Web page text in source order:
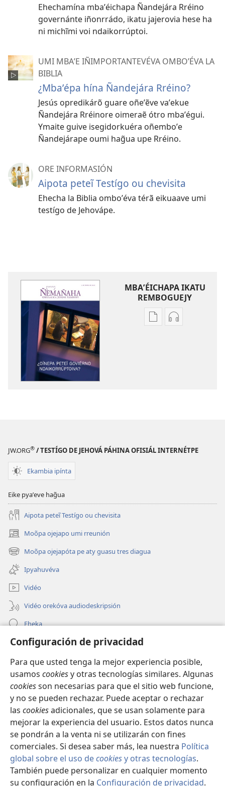
Configuración de privacidad
Para que usted tenga la mejor experiencia posible,
usamos cookiesy otras tecnologías similares. Algunas
cookiesson necesarias para que el sitio web funcione,
y no se pueden rechazar. Puede aceptar o rechazar
las cookiesadicionales, que se usan solamente para
mejorar la experiencia del usuario. Estos datos nunca
se pondrán a la venta ni se utilizarán con fines
comerciales. Si desea saber más, lea nuestra Política
global sobre el uso decookiesy otras tecnologías.
También puede personalizar en cualquier momento
su configuración en la Configuración de privacidad.
Ehechamína mbaʼéichapa Ñandejára Rréino
governánte iñonrrádo, ikatu jajerovia hese ha
ni michĩmi voi ndaikorrúptoi.
UMI MBAʼE IÑIMPORTANTEVÉVA OMBOʼÉVA LA
BIBLIA
¿Mbaʼépa hína Ñandejára Rréino?
Jesús opredikárõ guare oñeʼẽve vaʼekue
Ñandejára Rréinore oimeraẽ ótro mbaʼégui.
Ymaite guive isegidorkuéra oñemboʼe
Ñandejárape oumi hag̃ua upe Rréino.
ORE INFORMASIÓN
Aipota peteĩ Testígo ou chevisita
Ehecha la Biblia omboʼéva térã eikuaave umi
testígo de Jehovápe.
MBAʼÉICHAPA IKATU
REMBOGUEJY
RemboguejyRemboguejy
JW.ORG® / TESTÍGO DE JEHOVÁ PÁHINA OFISIÁL INTERNÉTPE
Ekambia ipínta
Eike pyaʼeve hag̃ua
Aipota peteĩ Testígo ou chevisita
Moõpa ojejapo umi rreunión
(abre
una
nueva
ventana)
Moõpa ojejapóta pe aty guasu tres diagua
(abre
una
nueva
ventana)
Ipyahuvéva
Vidéo
Vidéo orekóva audiodeskripsión
Eheka
Ayuda
Edona hag̃ua
(abre
nueva
ventana)
Vivliotéka oĩva Internétpe Watchtower
(abre
una
nueva
ventana)
JW Hub ®
(abre
una
nueva
ventana)
Copyright© 2026 Watch Tower Bible and Tract Society of Pennsylvania.
OJEJERURÉVA REIPURU HAG̃UA|POLÍTICA DE PRIVACIDAD |